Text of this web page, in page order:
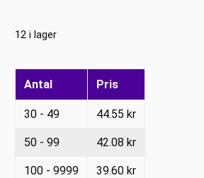
12 i lager
Antal Pris
30 - 49 44.55kr
50 - 99 42.08kr
100 - 9999 39.60kr